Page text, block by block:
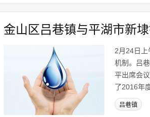
金山区吕巷镇与平湖市新
2月24日上
机制。吕
平出席会
了2016年
吕巷镇